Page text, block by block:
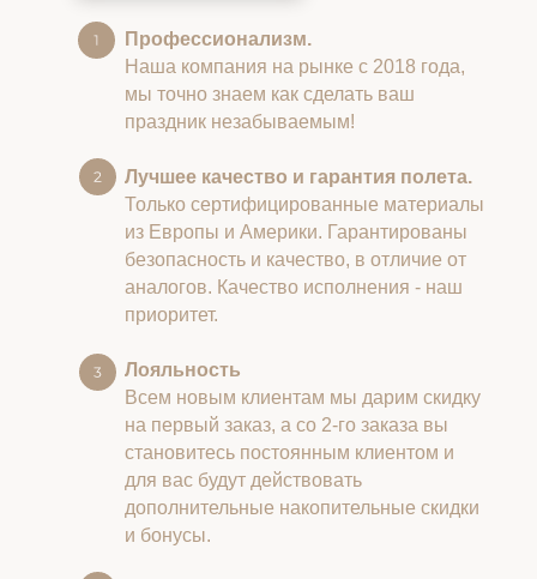
Профессионализм.
Наша компания на рынке с 2018 года,
мы точно знаем как сделать ваш
праздник незабываемым!
Лучшее качество и гарантия полета.
Только сертифицированные материалы
из Европы и Америки. Гарантированы
безопасность и качество, в отличие от
аналогов. Качество исполнения - наш
приоритет.
Лояльность
Всем новым клиентам мы дарим скидку
на первый заказ, а со 2-го заказа вы
становитесь постоянным клиентом и
для вас будут действовать
дополнительные накопительные скидки
и бонусы.